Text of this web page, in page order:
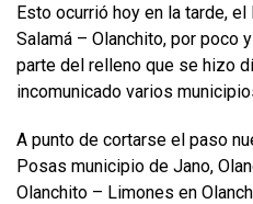
Esto ocurrió hoy en la tarde, el
Salamá – Olanchito, por poco
parte del relleno que se hizo
incomunicado varios
A punto de cortarse el paso
Posas municipio de Jano,
Olanchito – Limones en